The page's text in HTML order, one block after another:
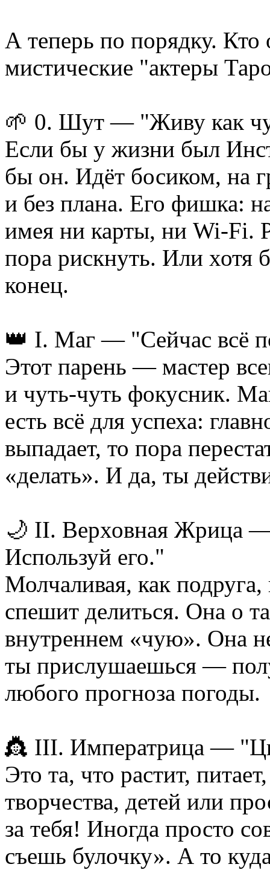
А теперь по порядку.
мистические "актеры
🌱 0. Шут — "Живу как
Если бы у жизни был
бы он. Идёт босиком, на
и без плана. Его фишка:
имея ни карты, ни Wi-Fi.
пора рискнуть. Или хотя
конец.
👑 I. Маг — "Сейчас всё
Этот парень — мастер
и чуть-чуть фокусник.
есть всё для успеха:
выпадает, то пора
«делать». И да, ты
🌙 II. Верховная Жрица —
Используй его."
Молчаливая, как подруга,
спешит делиться. Она о
внутреннем «чую». Она
ты прислушаешься —
любого прогноза погоды.
👸 III. Императрица —
Это та, что растит,
творчества, детей или
за тебя! Иногда просто
съешь булочку». А то